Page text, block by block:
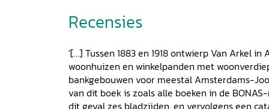
Recensies
'[...] Tussen 1883 en 1918 ontwierp Van Arkel
woonhuizen en winkelpanden met
bankgebouwen voor meestal Amsterdams-
van dit boek is zoals alle boeken in de
dit geval zes bladzijden, en vervolgens een